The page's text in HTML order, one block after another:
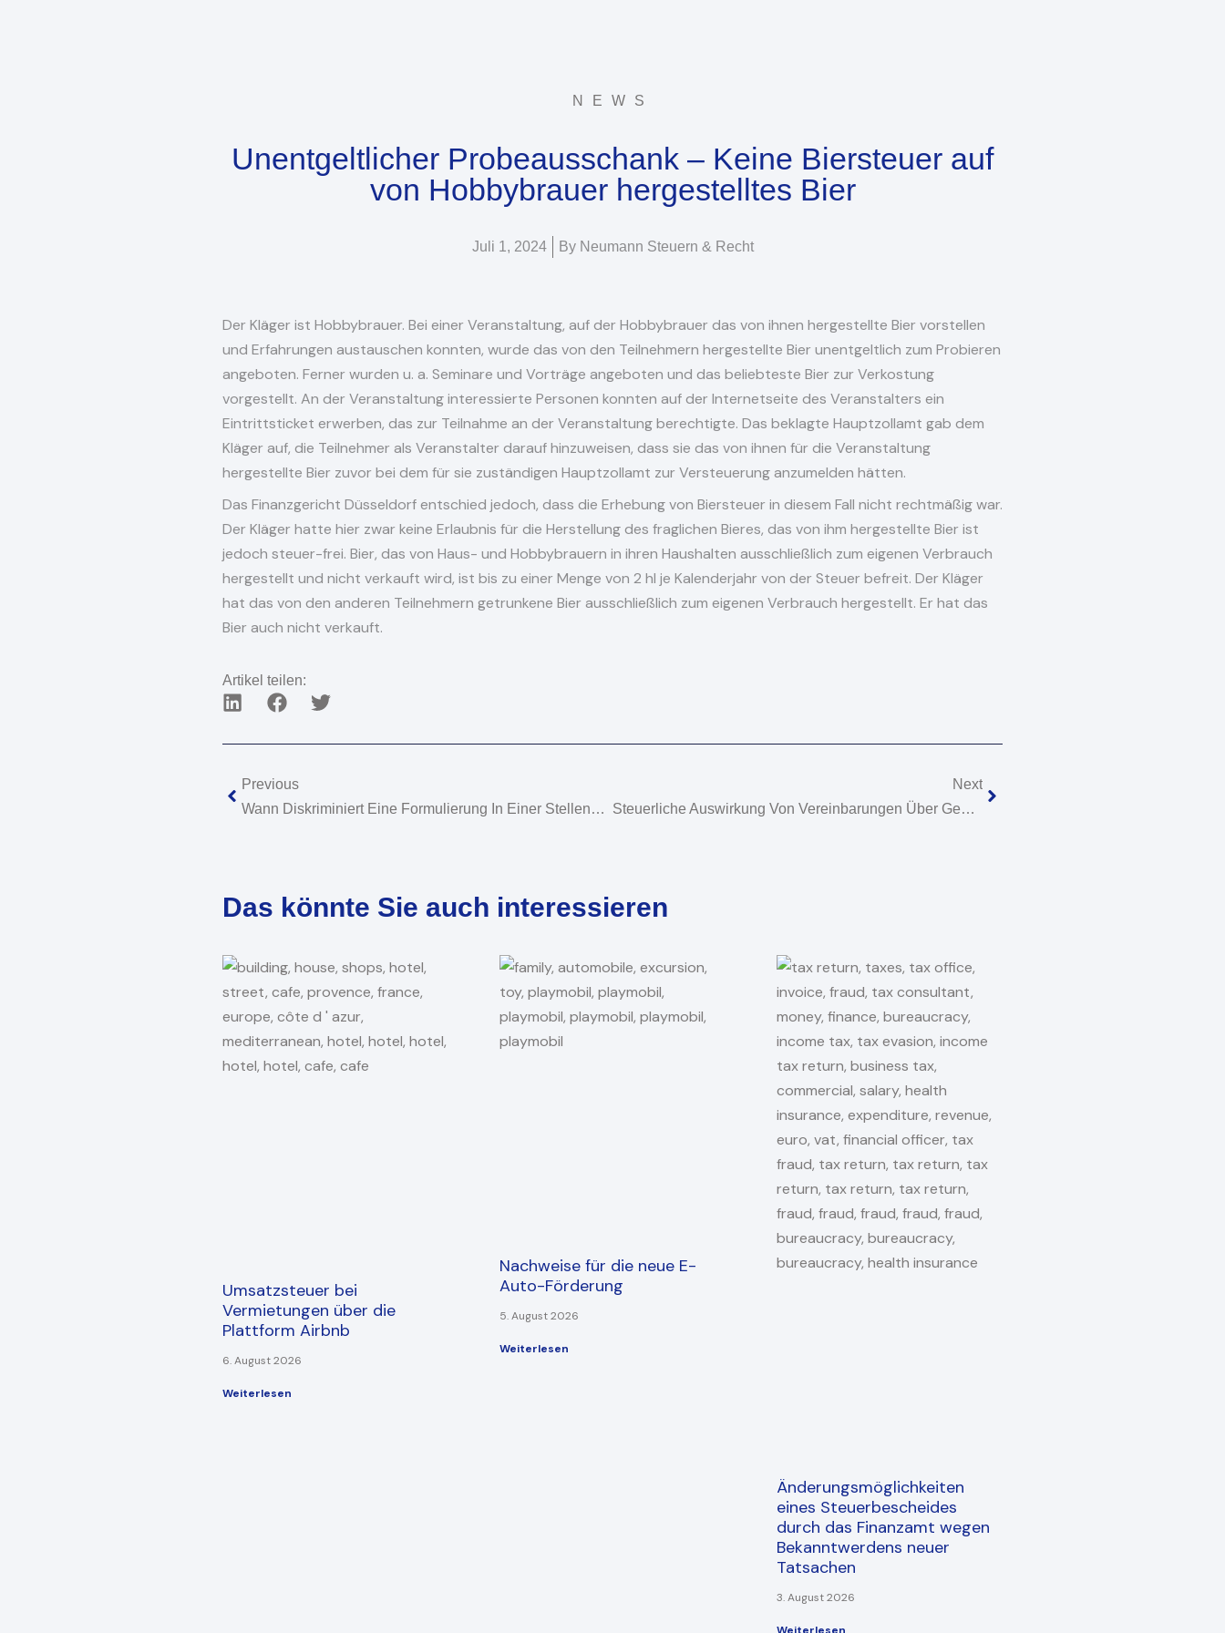
NEWS
Unentgeltlicher Probeausschank – Keine Biersteuer auf
von Hobbybrauer hergestelltes Bier
Juli 1, 2024 ByNeumann Steuern & Recht
Der Kläger ist Hobbybrauer. Bei einer Veranstaltung, auf der Hobbybrauer das von ihnen hergestellte Bier vorstellen
und Erfahrungen austauschen konnten, wurde das von den Teilnehmern hergestellte Bier unentgeltlich zum Probieren
angeboten. Ferner wurden u. a. Seminare und Vorträge angeboten und das beliebteste Bier zur Verkostung
vorgestellt. An der Veranstaltung interessierte Personen konnten auf der Internetseite des Veranstalters ein
Eintrittsticket erwerben, das zur Teilnahme an der Veranstaltung berechtigte. Das beklagte Hauptzollamt gab dem
Kläger auf, die Teilnehmer als Veranstalter darauf hinzuweisen, dass sie das von ihnen für die Veranstaltung
hergestellte Bier zuvor bei dem für sie zuständigen Hauptzollamt zur Versteuerung anzumelden hätten.
Das Finanzgericht Düsseldorf entschied jedoch, dass die Erhebung von Biersteuer in diesem Fall nicht rechtmäßig war.
Der Kläger hatte hier zwar keine Erlaubnis für die Herstellung des fraglichen Bieres, das von ihm hergestellte Bier ist
jedoch steuer-frei. Bier, das von Haus- und Hobbybrauern in ihren Haushalten ausschließlich zum eigenen Verbrauch
hergestellt und nicht verkauft wird, ist bis zu einer Menge von 2 hl je Kalenderjahr von der Steuer befreit. Der Kläger
hat das von den anderen Teilnehmern getrunkene Bier ausschließlich zum eigenen Verbrauch hergestellt. Er hat das
Bier auch nicht verkauft.
Artikel teilen:
Previous
Wann Diskriminiert Eine Formulierung In Einer Stellenanzeige Ältere Bewerber?
Next
Steuerliche Auswirkung Von Vereinbarungen Über Gewährung Von Pensionszusagen An Gesellschafter-Geschäftsführer Einer GmbH
Das könnte Sie auch interessieren
Umsatzsteuer bei
Vermietungen über die
Plattform Airbnb
6. August 2026
Weiterlesen
Nachweise für die neue E-
Auto-Förderung
5. August 2026
Weiterlesen
Änderungsmöglichkeiten
eines Steuerbescheides
durch das Finanzamt wegen
Bekanntwerdens neuer
Tatsachen
3. August 2026